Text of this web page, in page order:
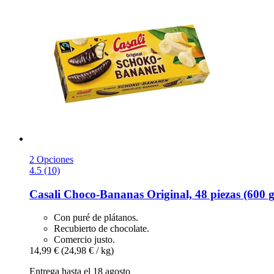
2 Opciones
4.5 (10)
Casali Choco-​Bananas Original, 48 piezas (600
Con puré de plátanos.
Recubierto de chocolate.
Comercio justo.
14,99 € (24,98 € / kg)
Entrega hasta el 18 agosto